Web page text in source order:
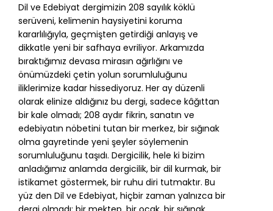
Dil ve Edebiyat dergimizin 208 sayılık köklü
serüveni, kelimenin haysiyetini koruma
kararlılığıyla, geçmişten getirdiği anlayış ve
dikkatle yeni bir safhaya evriliyor. Arkamızda
bıraktığımız devasa mirasın ağırlığını ve
önümüzdeki çetin yolun sorumluluğunu
iliklerimize kadar hissediyoruz. Her ay düzenli
olarak elinize aldığınız bu dergi, sadece kâğıttan
bir kale olmadı; 208 aydır fikrin, sanatın ve
edebiyatın nöbetini tutan bir merkez, bir sığınak
olma gayretinde yeni şeyler söylemenin
sorumluluğunu taşıdı. Dergicilik, hele ki bizim
anladığımız anlamda dergicilik, bir dil kurmak, bir
istikamet göstermek, bir ruhu diri tutmaktır. Bu
yüz den Dil ve Edebiyat, hiçbir zaman yalnızca bir